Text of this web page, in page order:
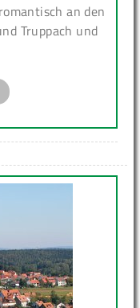
an den
Truppach und